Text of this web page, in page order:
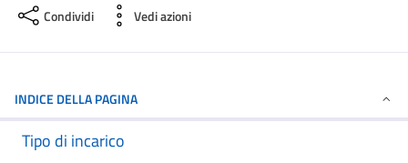
Condividi Vedi azioni
INDICE DELLA PAGINA
Tipo di incarico